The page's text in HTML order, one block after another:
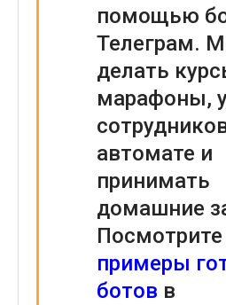
помощью
Телеграм.
делать
марафоны,
автомате и
принимать
домашние
Посмотрите
примеры
ботов в